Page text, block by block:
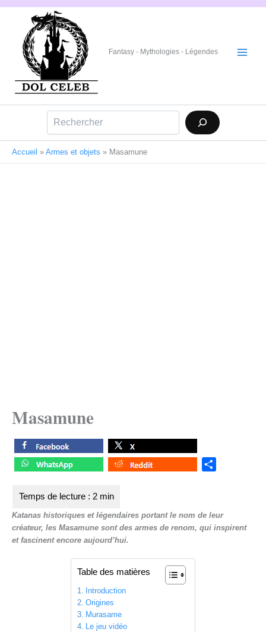
Aller
Fantasy - Mythologies - Légendes
Accueil » Armes et objets » Masamune
Masamune
e
Katanas historiques et légendaires portant le nom de leur
créateur, les Masamune sont des armes de renom, qui inspirent
et fascinent encore aujourd’hui.
Table des matières
Introduction
Origines
Murasame
Le jeu vidéo